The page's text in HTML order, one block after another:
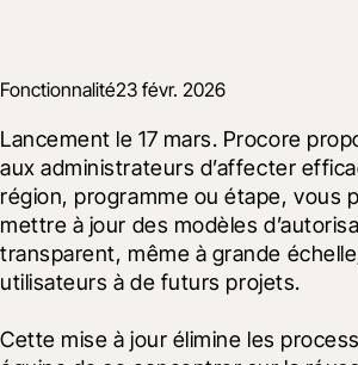
Fonctionnalité23 févr. 2026
Lancement le 17 mars. Procore
aux administrateurs d’affecter
région, programme ou étape, vous
mettre à jour des modèles
transparent, même à grande
utilisateurs à de futurs projets.
Cette mise à jour élimine les